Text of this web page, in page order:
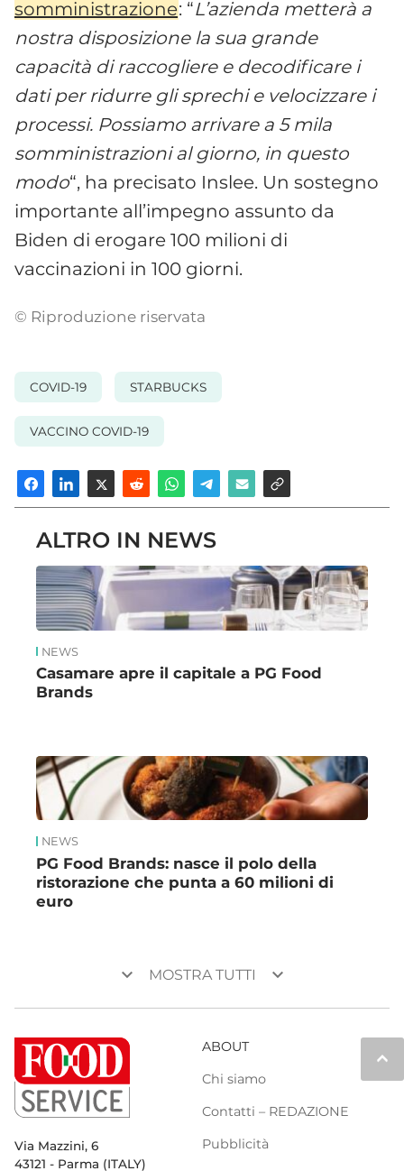
somministrazione: “L’azienda metterà a
nostra disposizione la sua grande
capacità di raccogliere e decodificare i
dati per ridurre gli sprechi e velocizzare i
processi. Possiamo arrivare a 5 mila
somministrazioni al giorno, in questo
modo“, ha precisato Inslee. Un sostegno
importante all’impegno assunto da
Biden di erogare 100 milioni di
vaccinazioni in 100 giorni.
© Riproduzione riservata
COVID-19 STARBUCKS
VACCINO COVID-19
ALTRO IN NEWS
NEWS
Casamare apre il capitale a PG Food
Brands
NEWS
PG Food Brands: nasce il polo della
ristorazione che punta a 60 milioni di
euro
keyboard_arrow_down MOSTRA TUTTI keyboard_arrow_down
keyboard_arrow_up
Via Mazzini, 6
43121 - Parma (ITALY)
ABOUT
Chi siamo
Contatti – REDAZIONE
Pubblicità